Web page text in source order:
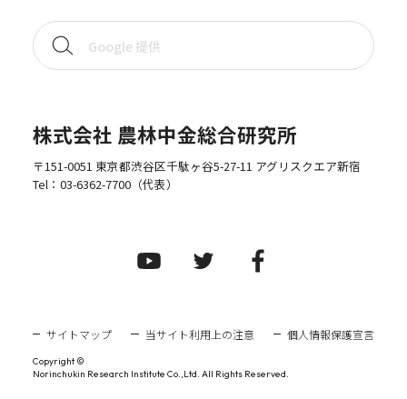
株式会社 農林中金総合研究所
〒151-0051 東京都渋谷区千駄ヶ谷5-27-11 アグリスクエア新宿
Tel： 03-6362-7700（代表）
サイトマップ 当サイト利用上の注意 個人情報保護宣言
Copyright ©
Norinchukin Research Institute Co.,Ltd. All Rights Reserved.